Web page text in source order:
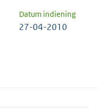
Datum indiening
27-04-2010